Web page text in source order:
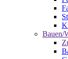
Bauen/